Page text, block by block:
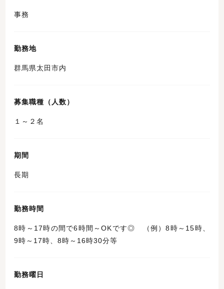
事務
勤務地
群馬県太田市内
募集職種（人数）
１～２名
期間
長期
勤務時間
8時～17時の間で6時間～OKです◎ （例）8時～15時、
9時～17時、8時～16時30分等
勤務曜日